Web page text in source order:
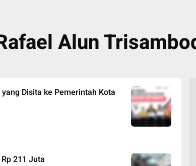
Alun
Disita ke Pemerintah Kota
211 Juta